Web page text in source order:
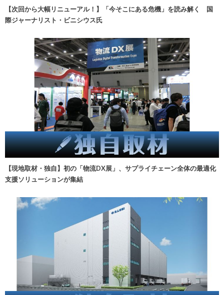
【次回から大幅リニューアル！】「今そこにある危機」を読み解く 国
際ジャーナリスト・ビニシウス氏
【現地取材・独自】初の「物流DX展」、サプライチェーン全体の最適化
支援ソリューションが集結